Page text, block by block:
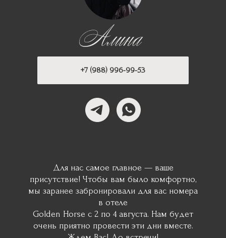
+7 (988) 996-99-53
Для нас самое главное — ваше
присутствие! Чтобы вам было комфортно,
мы заранее забронировали для вас номера
в отеле
Golden Horse с 2 по 4 августа. Нам будет
очень приятно провести эти дни вместе.